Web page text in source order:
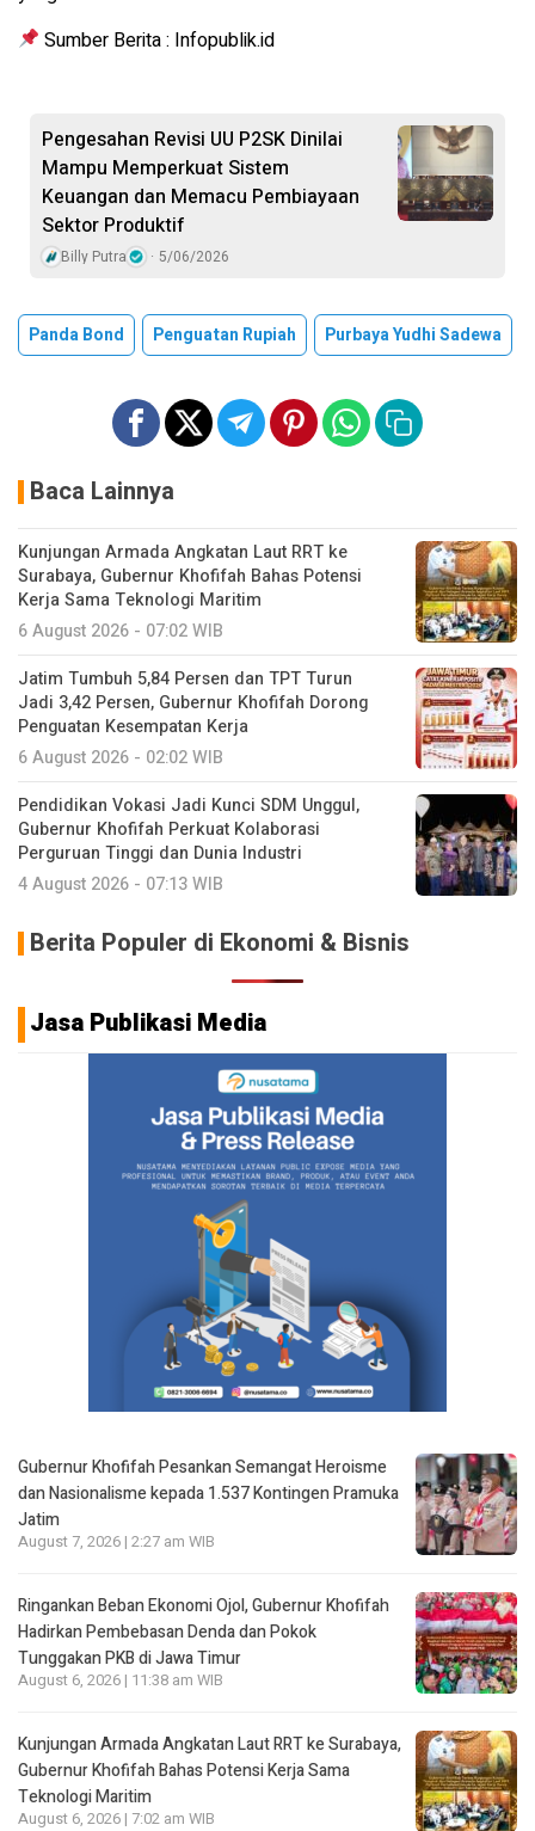
Sumber Berita : Infopublik.id
Pengesahan Revisi UU P2SK Dinilai
Mampu Memperkuat Sistem
Keuangan dan Memacu Pembiayaan
Sektor Produktif
Billy Putra 5/06/2026
Panda Bond Penguatan Rupiah Purbaya Yudhi Sadewa
Baca Lainnya
Kunjungan Armada Angkatan Laut RRT ke
Surabaya, Gubernur Khofifah Bahas Potensi
Kerja Sama Teknologi Maritim
6 August 2026 - 07:02 WIB
Jatim Tumbuh 5,84 Persen dan TPT Turun
Jadi 3,42 Persen, Gubernur Khofifah Dorong
Penguatan Kesempatan Kerja
6 August 2026 - 02:02 WIB
Pendidikan Vokasi Jadi Kunci SDM Unggul,
Gubernur Khofifah Perkuat Kolaborasi
Perguruan Tinggi dan Dunia Industri
4 August 2026 - 07:13 WIB
Berita Populer di Ekonomi & Bisnis
Jasa Publikasi Media
Gubernur Khofifah Pesankan Semangat Heroisme
dan Nasionalisme kepada 1.537 Kontingen Pramuka
Jatim
August 7, 2026 | 2:27 am WIB
Ringankan Beban Ekonomi Ojol, Gubernur Khofifah
Hadirkan Pembebasan Denda dan Pokok
Tunggakan PKB di Jawa Timur
August 6, 2026 | 11:38 am WIB
Kunjungan Armada Angkatan Laut RRT ke Surabaya,
Gubernur Khofifah Bahas Potensi Kerja Sama
Teknologi Maritim
August 6, 2026 | 7:02 am WIB